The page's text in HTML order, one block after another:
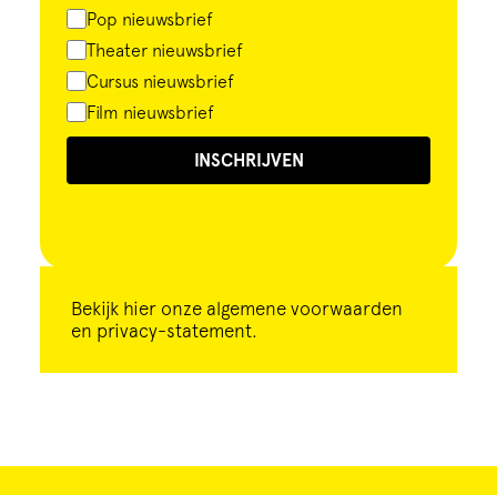
Pop nieuwsbrief
Theater nieuwsbrief
Cursus nieuwsbrief
Film nieuwsbrief
INSCHRIJVEN
Bekijk hier onze algemene voorwaarden
en privacy-statement.